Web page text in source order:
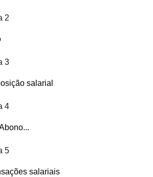
2
3
salarial
4
5
salariais